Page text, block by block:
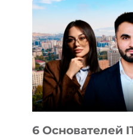
ВНЕШНЕГО
ВИДА
НОВОГО
ОТ
OPENAI
6 Основателей